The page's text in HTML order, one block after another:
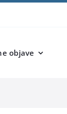
objave